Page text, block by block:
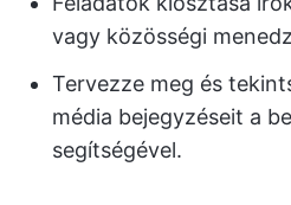
vagy közösségi
Tervezze meg és
média bejegyzéseit a
segítségével.